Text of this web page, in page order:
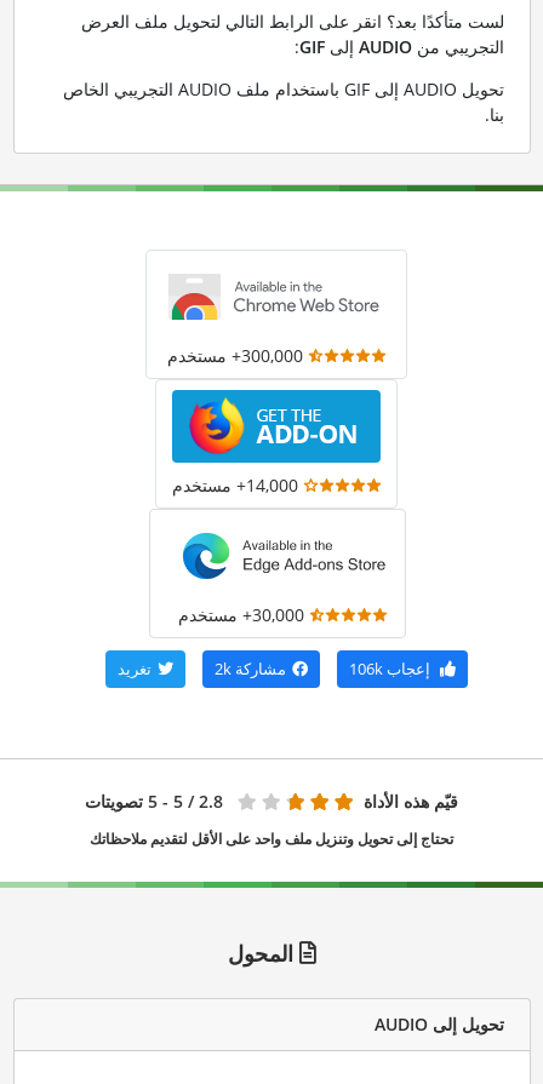
لست متأكدًا بعد؟ انقر على الرابط التالي لتحويل ملف العرض
التجريبي من AUDIOإلى GIF
:
تحويل AUDIO إلى GIF باستخدام ملف AUDIO التجريبي الخاص
بنا.
300,000+ مستخدم
14,000+ مستخدم
30,000+ مستخدم
إعجاب106k مشاركة 2k تغريد
قيّم هذه الأداة 2.8 / 5 - 5 تصويتات
تحتاج إلى تحويل وتنزيل ملف واحد على الأقل لتقديم ملاحظاتك
المحول
تحويل إلى AUDIO